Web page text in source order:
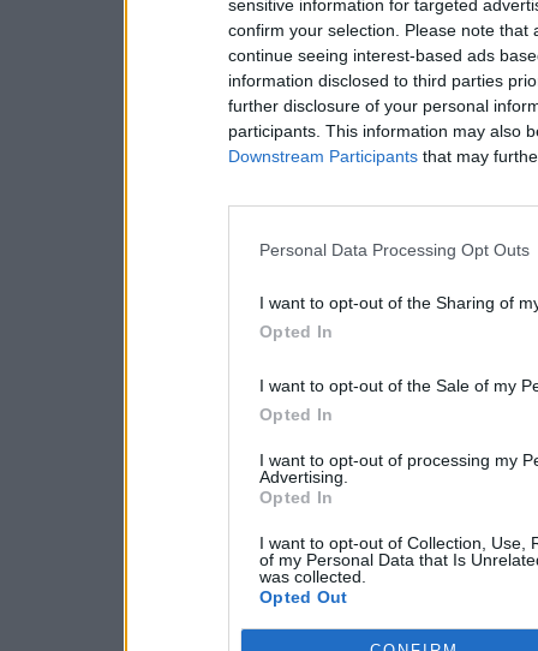
sensitive information for targeted
confirm your selection. Please note
continue seeing interest-based ads
information disclosed to third parties
further disclosure of your personal
participants. This information may also
Downstream Participants that may
Personal Data Processing Opt Outs
I want to opt-out of the Sharing of
Opted In
I want to opt-out of the Sale of my
Opted In
I want to opt-out of processing my
Advertising.
Opted In
I want to opt-out of Collection, Use,
of my Personal Data that Is
was collected.
Opted Out